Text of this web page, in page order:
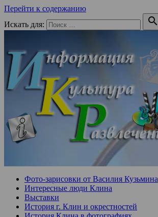
Перейти к содержанию
Искать для:

Фото-зарисовки от Василия Кузьмина
Интересные люди Клина
Выставки
История г. Клин и окрестностей